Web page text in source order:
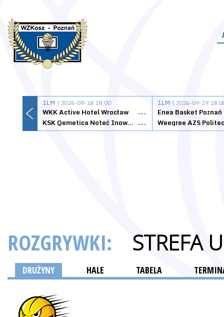
1LM | 2026-09-18 18:00
WKK Active Hotel Wrocław
---
KSK Qemetica Noteć Inowrocław ---
1LM | 2026-09-19
Enea Basket Poznań
ROZGRYWKI: STREFA
DRUŻYNY HALE TABELA